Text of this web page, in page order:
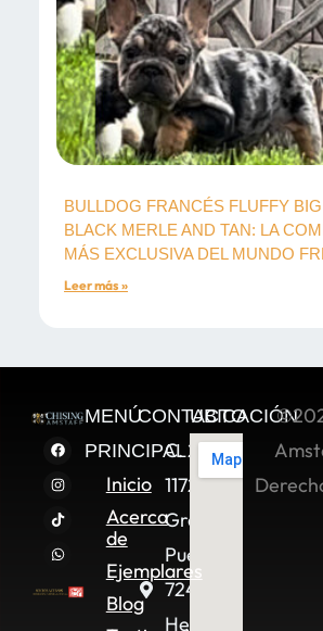
BULLDOG FRANCÉS FLUFFY
BLACK MERLE AND TAN: LA
MÁS EXCLUSIVA DEL MUNDO
Leer más »
MENÚ
PRINCIPAL
Inicio
Acerca
de
Ejemplares
Blog
CONTACTO
C. 2 Sur
11722,
Granjas
Puebla,
72490
Heroica
UBICACIÓN